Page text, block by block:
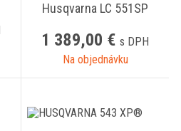
Husqvarna LC 551SP
1 389,00 € s DPH
Na objednávku